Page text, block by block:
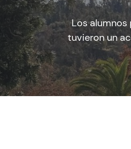
Los
tuvieron un